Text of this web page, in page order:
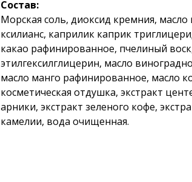
Состав:
Морская соль, диоксид кремния,
ксилианс, каприлик каприк
какао рафинированное, пчелиный
этилгексилглицерин, масло
масло манго рафинированное, масло
косметическая отдушка, экстракт
арники, экстракт зеленого кофе,
камелии, вода очищенная.